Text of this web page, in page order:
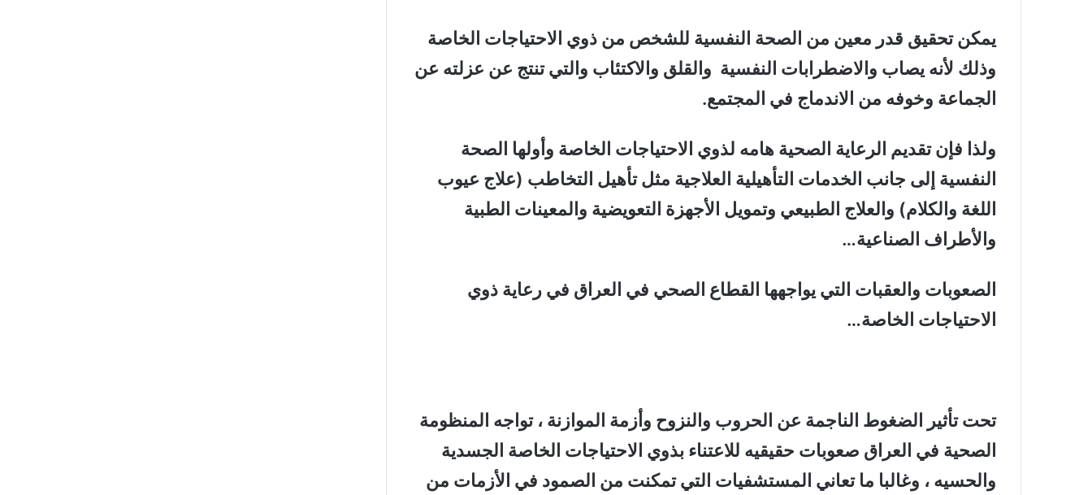
يمكن تحقيق قدر معين من الصحة النفسية للشخص من ذوي الاحتياجات الخاصة
وذلك لأنه يصاب والاضطرابات النفسية والقلق والاكتئاب والتي تنتج عن عزلته عن
الجماعة وخوفه من الاندماج في المجتمع.
ولذا فإن تقديم الرعاية الصحية هامه لذوي الاحتياجات الخاصة وأولها الصحة
النفسية إلى جانب الخدمات التأهيلية العلاجية مثل تأهيل التخاطب (علاج عيوب
اللغة والكلام) والعلاج الطبيعي وتمويل الأجهزة التعويضية والمعينات الطبية
والأطراف الصناعية…
الصعوبات والعقبات التي يواجهها القطاع الصحي في العراق في رعاية ذوي
الاحتياجات الخاصة…
تحت تأثير الضغوط الناجمة عن الحروب والنزوح وأزمة الموازنة ، تواجه المنظومة
الصحية في العراق صعوبات حقيقيه للاعتناء بذوي الاحتياجات الخاصة الجسدية
والحسيه ، وغالبا ما تعاني المستشفيات التي تمكنت من الصمود في الأزمات من